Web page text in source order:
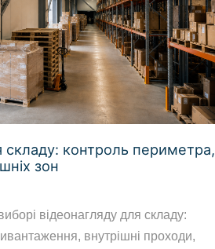
складу: контроль периметра,
зон
відеонагляду для складу:
внутрішні проходи,